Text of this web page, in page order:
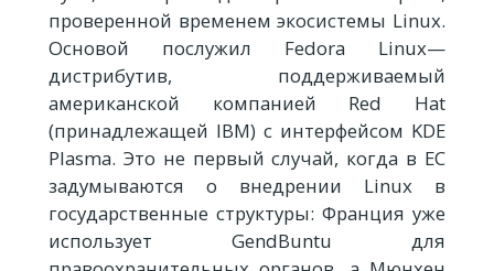
проверенной временем экосистемы Linux.
Основой послужил Fedora Linux—
дистрибутив, поддерживаемый
американской компанией Red Hat
(принадлежащей IBM) c интерфейсом KDE
Plasma. Это не первый случай, когда в ЕС
задумываются о внедрении Linux в
государственные структуры: Франция уже
использует GendBuntu для